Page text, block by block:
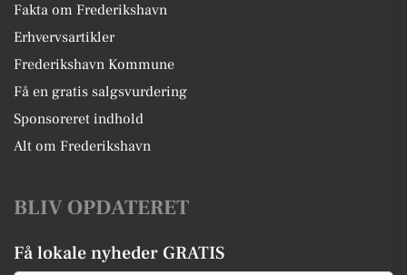
Fakta om Frederikshavn
Erhvervsartikler
Frederikshavn Kommune
Få en gratis salgsvurdering
Sponsoreret indhold
Alt om Frederikshavn
BLIV OPDATERET
Få lokale nyheder GRATIS